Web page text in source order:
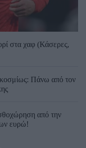
στα χαφ (Κάσερες,
Πάνω από τον
από την
ευρώ!